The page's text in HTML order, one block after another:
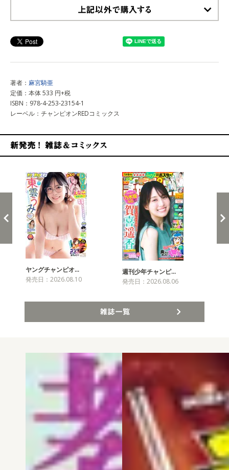
著者： 麻宮騎亜
定価：本体 533 円+税
ISBN：978-4-253-23154-1
レーベル：チャンピオンREDコミックス
ヤングチャンピオ…
発売日：2026.08.10
週刊少年チャンピ…
発売日：2026.08.06